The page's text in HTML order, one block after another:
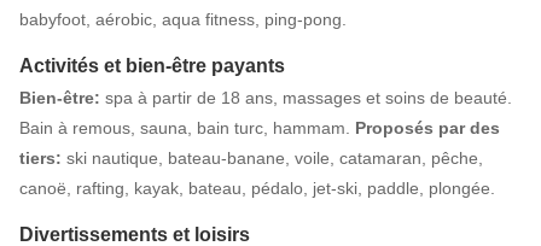
babyfoot, aérobic, aqua fitness, ping-pong.
Activités et bien-être payants
Bien-être: spa à partir de 18 ans, massages et soins de beauté.
Bain à remous, sauna, bain turc, hammam. Proposés par des
tiers: ski nautique, bateau-banane, voile, catamaran, pêche,
canoë, rafting, kayak, bateau, pédalo, jet-ski, paddle, plongée.
Divertissements et loisirs